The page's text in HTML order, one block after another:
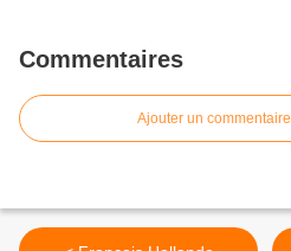
Commentaires
Ajouter un commentaire